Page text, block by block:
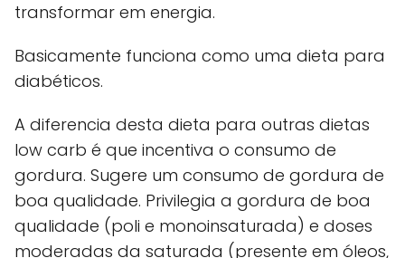
transformar em energia.
Basicamente funciona como uma dieta para
diabéticos.
A diferencia desta dieta para outras dietas
low carb é que incentiva o consumo de
gordura. Sugere um consumo de gordura de
boa qualidade. Privilegia a gordura de boa
qualidade (poli e monoinsaturada) e doses
moderadas da saturada (presente em óleos,